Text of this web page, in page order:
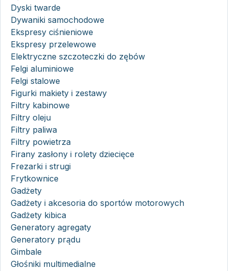
Dyski twarde
Dywaniki samochodowe
Ekspresy ciśnieniowe
Ekspresy przelewowe
Elektryczne szczoteczki do zębów
Felgi aluminiowe
Felgi stalowe
Figurki makiety i zestawy
Filtry kabinowe
Filtry oleju
Filtry paliwa
Filtry powietrza
Firany zasłony i rolety dziecięce
Frezarki i strugi
Frytkownice
Gadżety
Gadżety i akcesoria do sportów motorowych
Gadżety kibica
Generatory agregaty
Generatory prądu
Gimbale
Głośniki multimedialne